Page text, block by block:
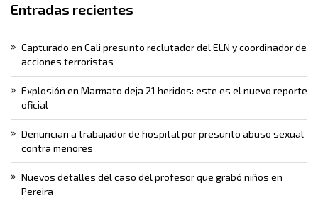
Entradas recientes
Capturado en Cali presunto reclutador del ELN y coordinador de
acciones terroristas
Explosión en Marmato deja 21 heridos: este es el nuevo reporte
oficial
Denuncian a trabajador de hospital por presunto abuso sexual
contra menores
Nuevos detalles del caso del profesor que grabó niños en
Pereira